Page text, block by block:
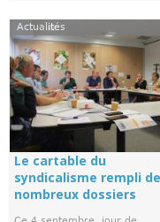
Actualités
Le cartable du
syndicalisme rempli de
nombreux dossiers